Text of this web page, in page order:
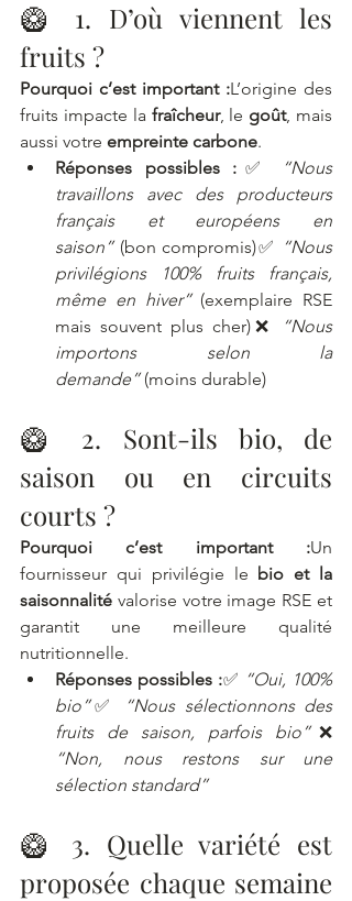
🥝 1. D’où viennent les
fruits ?
Pourquoi c’est important :L’origine des
fruits impacte la fraîcheur, le goût, mais
aussi votre empreinte carbone.
Réponses possibles : ✅
“Nous
travaillons avec des producteurs
français et européens en
saison” (bon compromis)✅
“Nous
privilégions 100% fruits français,
même en hiver” (exemplaire RSE
mais souvent plus cher)❌
“Nous
importons selon la
demande” (moins durable)
🥝 2. Sont-ils bio, de
saison ou en circuits
courts ?
Pourquoi c’est important :Un
fournisseur qui privilégie le bio et la
saisonnalité valorise votre image RSE et
garantit une meilleure qualité
nutritionnelle.
Réponses possibles :✅ “Oui, 100%
bio”✅
“Nous sélectionnons des
fruits de saison, parfois bio”
“Non, nous restons sur une
sélection standard”
🥝 3. Quelle variété est
proposée chaque semaine